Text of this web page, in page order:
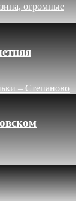
огромные
– Степаново